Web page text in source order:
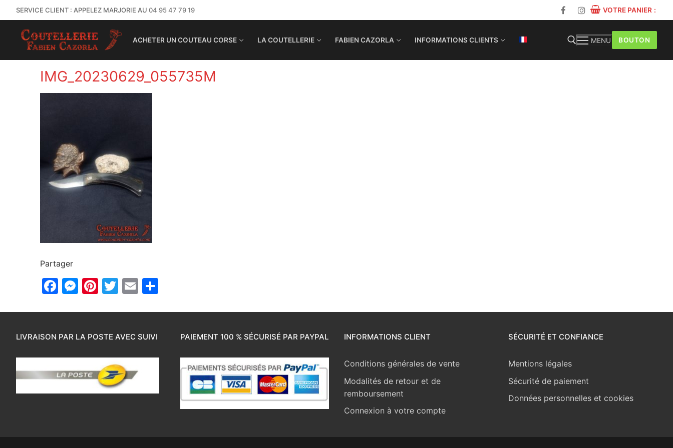
SERVICE CLIENT : APPELEZ MARJORIE AU 04 95 47 79 19 VOTRE PANIER :
ACHETER UN COUTEAU CORSE LA COUTELLERIE FABIEN CAZORLA INFORMATIONS CLIENTS MENU BOUTON
IMG_20230629_055735M
Partager
Facebook
Messenger
Pinterest
Twitter
Email
LIVRAISON PAR LA POSTE AVEC SUIVI PAIEMENT 100 % SÉCURISÉ PAR PAYPAL INFORMATIONS CLIENT
Conditions générales de vente
Modalités de retour et de
remboursement
Connexion à votre compte
SÉCURITÉ ET CONFIANCE
Mentions légales
Sécurité de paiement
Données personnelles et cookies